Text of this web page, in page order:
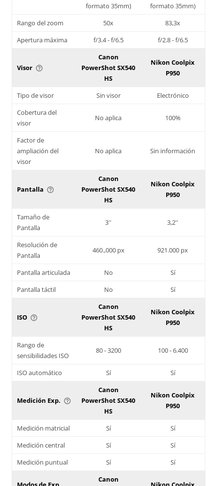
formato 35mm)
formato 35mm)
Rango del zoom
50x
83,3x
Apertura máxima
f/3.4 - f/6.5 f/2.8 - f/6.5
Visor help_outline
Canon
PowerShot SX540
HS
Nikon Coolpix
P950
Tipo de visor Sin visor
Electrónico
Cobertura del
visor
No aplica 100%
Factor de
ampliación del
visor
No aplica Sin información
Pantalla help_outline
Canon
PowerShot SX540
HS
Nikon Coolpix
P950
Tamaño de
Pantalla
3'' 3,2''
Resolución de
Pantalla
460.,000 px 921.000 px
Pantalla articulada No
Sí
Pantalla táctil
No Sí
ISO help_outline
Canon
PowerShot SX540
HS
Nikon Coolpix
P950
Rango de
sensibilidades ISO
80 - 3200 100 - 6.400
ISO automático Sí Sí
Medición Exp. help_outline
Canon
PowerShot SX540
HS
Nikon Coolpix
P950
Medición matricial Sí
Sí
Medición central
Sí
Sí
Medición puntual
Sí Sí
Canon